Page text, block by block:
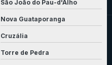
São João do Pau-d'Alho
Nova Guataporanga
Cruzália
Torre de Pedra